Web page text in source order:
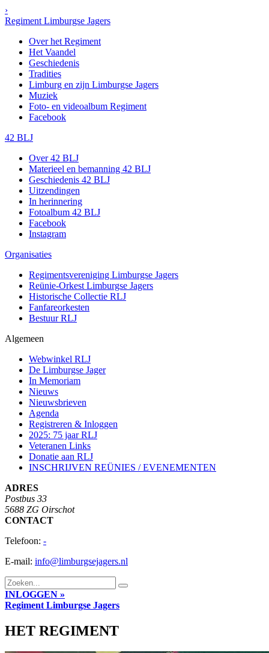
›
Regiment Limburgse Jagers
Over het Regiment
Het Vaandel
Geschiedenis
Tradities
Limburg en zijn Limburgse Jagers
Muziek
Foto- en videoalbum Regiment
Facebook
42 BLJ
Over 42 BLJ
Materieel en bemanning 42 BLJ
Geschiedenis 42 BLJ
Uitzendingen
In herinnering
Fotoalbum 42 BLJ
Facebook
Instagram
Organisaties
Regimentsvereniging Limburgse Jagers
Reünie-Orkest Limburgse Jagers
Historische Collectie RLJ
Fanfareorkesten
Bestuur RLJ
Algemeen
Webwinkel RLJ
De Limburgse Jager
In Memoriam
Nieuws
Nieuwsbrieven
Agenda
Registreren & Inloggen
2025: 75 jaar RLJ
Veteranen Links
Donatie aan RLJ
INSCHRIJVEN REÜNIES / EVENEMENTEN
ADRES
Postbus 33
5688 ZG Oirschot
CONTACT
Telefoon: -
E-mail: info@limburgsejagers.nl
INLOGGEN »
Regiment Limburgse Jagers
HET REGIMENT